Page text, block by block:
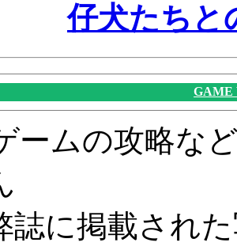
仔犬たちと
GAME
ームの攻略な
誌に掲載され